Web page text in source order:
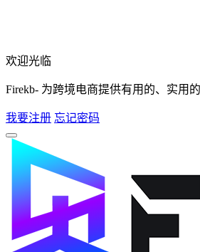
欢迎光临
Firekb- 为跨境电商提供有用的、实用的
我要注册 忘记密码